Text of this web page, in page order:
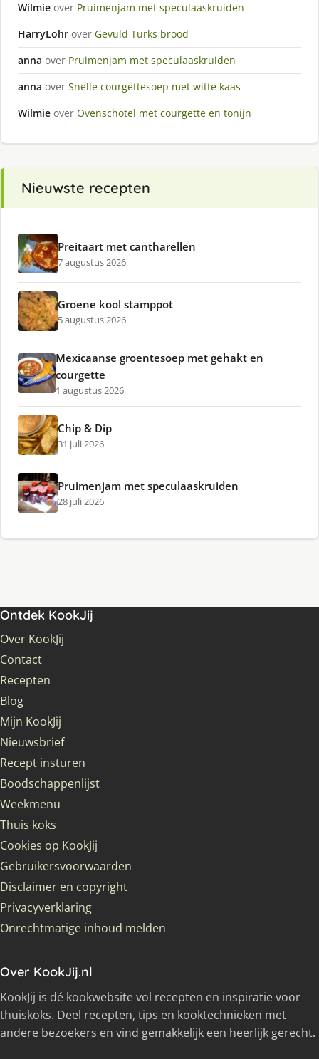
Wilmie over Pruimenjam met speculaaskruiden
HarryLohr over Gevuld Turks brood
anna over Pruimenjam met speculaaskruiden
anna over Snelle courgettesoep met witte kaas
Wilmie over Ovenschotel met courgette en tonijn
Nieuwste recepten
Preitaart met cantharellen
7 augustus 2026
Groene kool stamppot
5 augustus 2026
Mexicaanse groentesoep met gehakt en
courgette
1 augustus 2026
Chip & Dip
31 juli 2026
Pruimenjam met speculaaskruiden
28 juli 2026
Ontdek KookJij
Over KookJij
Contact
Recepten
Blog
Mijn KookJij
Nieuwsbrief
Recept insturen
Boodschappenlijst
Weekmenu
Thuis koks
Cookies op KookJij
Gebruikersvoorwaarden
Disclaimer en copyright
Privacyverklaring
Onrechtmatige inhoud melden
Over KookJij.nl
KookJij is dé kookwebsite vol recepten en inspiratie voor
thuiskoks. Deel recepten, tips en kooktechnieken met
andere bezoekers en vind gemakkelijk een heerlijk gerecht.